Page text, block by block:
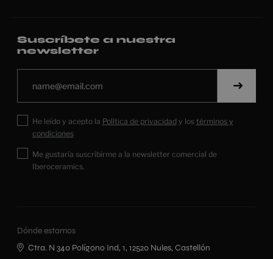
Suscríbete a nuestra
newsletter
He leído y acepto la Política de privacidady los términos y
condiciones
Me gustaría suscribirme a la newsletter comercial de
Iberoceramics.
Dónde estamos
Ctra. N 340 Polígono Ind, 1, 12520 Nules, Castellón